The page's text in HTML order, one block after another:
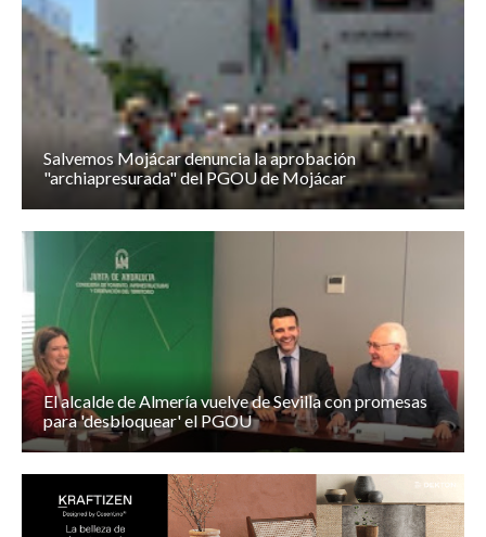
Salvemos Mojácar denuncia la aprobación
"archiapresurada" del PGOU de Mojácar
El alcalde de Almería vuelve de Sevilla con promesas
para 'desbloquear' el PGOU